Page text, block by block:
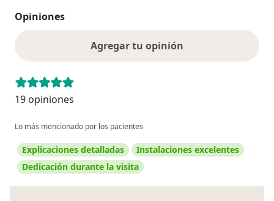
Opiniones
Agregar tu opinión
19 opiniones
Lo más mencionado por los pacientes
Explicaciones detalladas
Instalaciones excelentes
Dedicación durante la visita